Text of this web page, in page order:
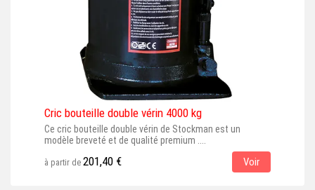
Cric bouteille double vérin 4000 kg
Ce cric bouteille double vérin de Stockman est un
modèle breveté et de qualité premium ....
à partir de 201,40 € Voir